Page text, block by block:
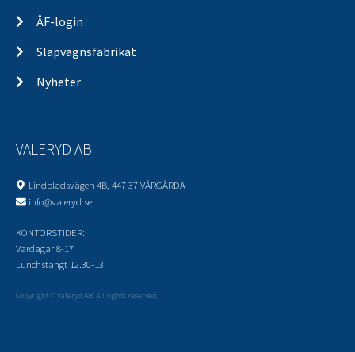
ÅF-login
Släpvagnsfabrikat
Nyheter
VALERYD AB
Lindbladsvägen 4B, 447 37 VÅRGÅRDA
info@valeryd.se
KONTORSTIDER:
Vardagar 8-17
Lunchstängt 12.30-13
Copyright © Valeryd AB. All rights reserved.